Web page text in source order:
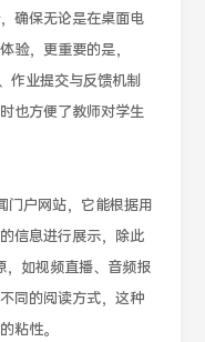
确保无论是在桌面电
验，更重要的是，
作业提交与反馈机制
也方便了教师对学生
户网站，它能根据用
信息进行展示，除此
如视频直播、音频报
同的阅读方式，这种
粘性。